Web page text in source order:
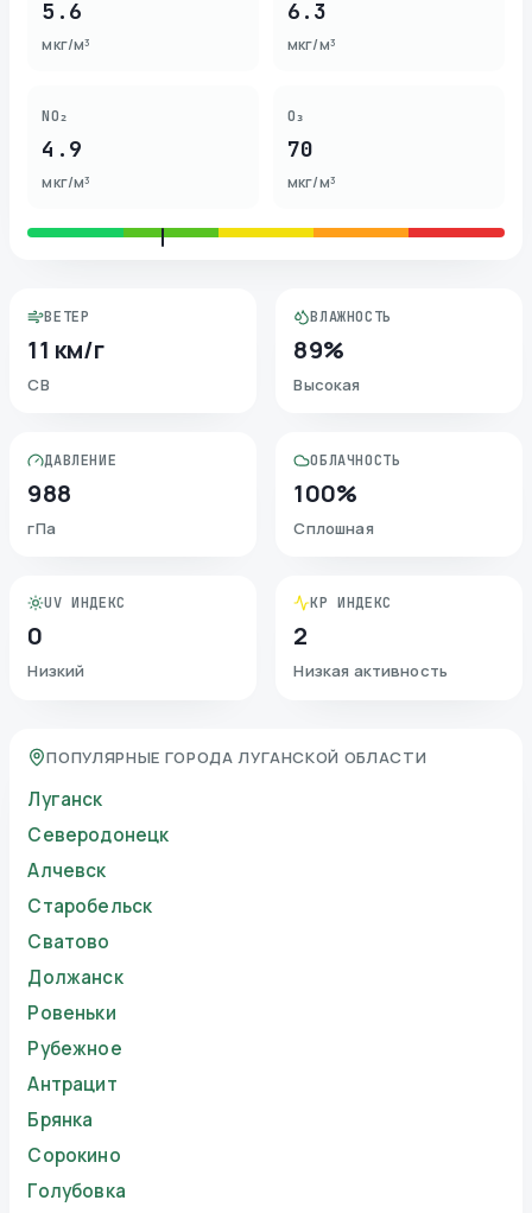
5.6
мкг/м³
6.3
мкг/м³
NO₂
4.9
мкг/м³
O₃
70
мкг/м³
ВЕТЕР
11 км/г
СВ
ВЛАЖНОСТЬ
89%
Высокая
ДАВЛЕНИЕ
988
гПа
ОБЛАЧНОСТЬ
100%
Сплошная
UV ИНДЕКС
0
Низкий
KP ИНДЕКС
2
Низкая активность
ПОПУЛЯРНЫЕ ГОРОДА ЛУГАНСКОЙ ОБЛАСТИ
Луганск
Северодонецк
Алчевск
Старобельск
Сватово
Должанск
Ровеньки
Рубежное
Антрацит
Брянка
Сорокино
Голубовка